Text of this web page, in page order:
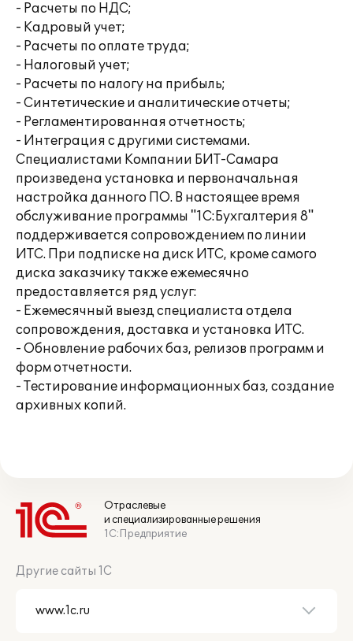
- Расчеты по НДС;
- Кадровый учет;
- Расчеты по оплате труда;
- Налоговый учет;
- Расчеты по налогу на прибыль;
- Синтетические и аналитические отчеты;
- Регламентированная отчетность;
- Интеграция с другими системами.
Специалистами Компании БИТ-Самара
произведена установка и первоначальная
настройка данного ПО. В настоящее время
обслуживание программы "1С:Бухгалтерия 8"
поддерживается сопровождением по линии
ИТС. При подписке на диск ИТС, кроме самого
диска заказчику также ежемесячно
предоставляется ряд услуг:
- Ежемесячный выезд специалиста отдела
сопровождения, доставка и установка ИТС.
- Обновление рабочих баз, релизов программ и
форм отчетности.
- Тестирование информационных баз, создание
архивных копий.
Отраслевые
и специализированные решения
1С:Предприятие
Другие сайты 1С